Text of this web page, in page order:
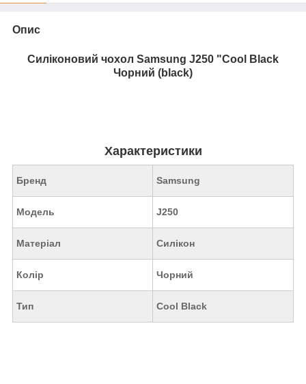
Опис
Силіконовий чохол Samsung J250 "Cool Black
Чорний (black)
Характеристики
Бренд Samsung
Модель J250
Матеріал Силікон
Колір Чорний
Тип Cool Black